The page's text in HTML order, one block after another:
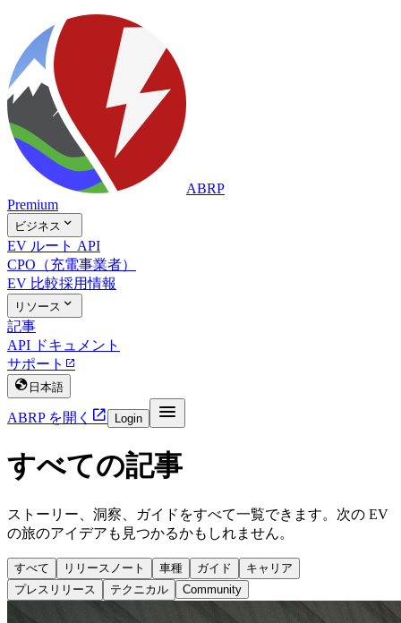
ABRP
Premium
ビジネス 
EV ルート API
CPO（充電事業者）
EV 比較採用情報
リソース 
記事
API ドキュメント
サポート 
 日本語
ABRP を開く  Login 
すべての記事
ストーリー、洞察、ガイドをすべて一覧できます。次の EV
の旅のアイデアも見つかるかもしれません。
すべて リリースノート 車種 ガイド
キャリア
プレスリリース
テクニカル Community